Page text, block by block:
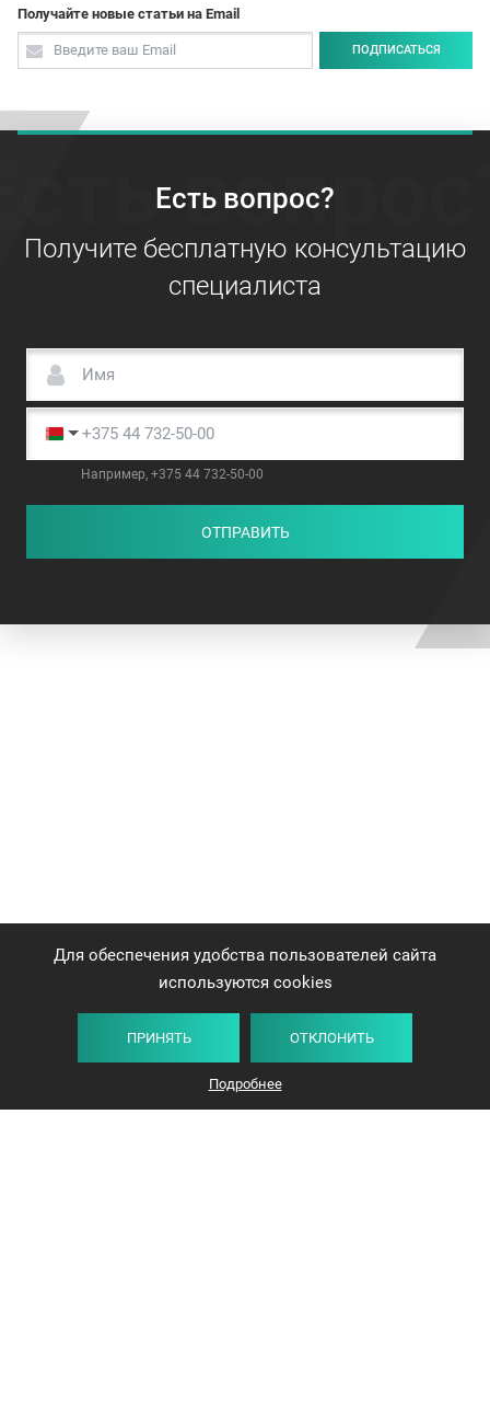
Получайте новые статьи на Email
ПОДПИСАТЬСЯ
Есть вопрос?
Получите бесплатную консультацию
специалиста
Например, +375 44 732-50-00
ОТПРАВИТЬ
Для обеспечения удобства пользователей сайта
используются cookies
ПРИНЯТЬ ОТКЛОНИТЬ
Подробнее